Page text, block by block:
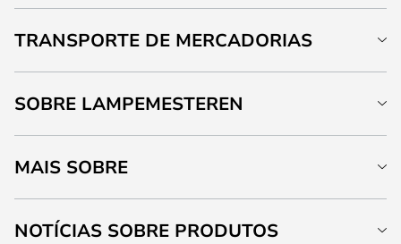
TRANSPORTE DE MERCADORIAS
SOBRE LAMPEMESTEREN
MAIS SOBRE
NOTÍCIAS SOBRE PRODUTOS